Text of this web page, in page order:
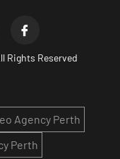
Rights Reserved
Agency Perth
Perth